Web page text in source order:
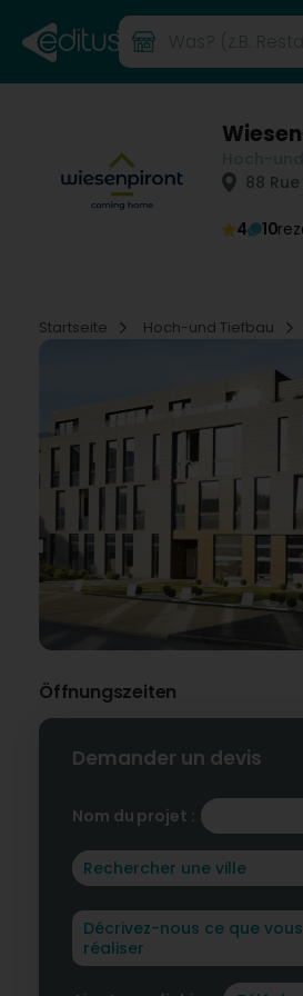
88
4 10
Startseite
Hoch-und Tiefbau
Öffnungszeiten
Demander un devis
Nom du projet :